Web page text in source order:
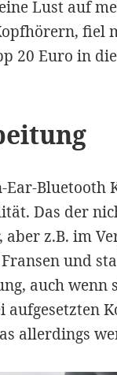
Lust auf
fiel
20 Euro in
Ear-Bluetooth
Das der
z.B. im
und
auch wenn
allerdings